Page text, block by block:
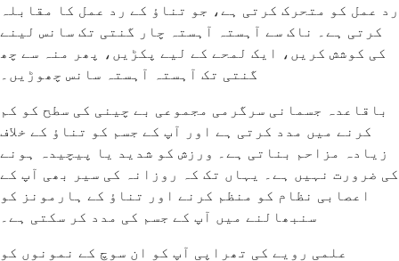
رد عمل کو متحرک کرتی ہے، جو تناؤ کے رد عمل کا مقابلہ
کرتی ہے۔ ناک سے آہستہ آہستہ چار گنتی تک سانس لینے
کی کوشش کریں، ایک لمحے کے لیے پکڑیں، پھر منہ سے چھ
گنتی تک آہستہ آہستہ سانس چھوڑیں۔
باقاعدہ جسمانی سرگرمی مجموعی بے چینی کی سطح کو کم
کرنے میں مدد کرتی ہے اور آپ کے جسم کو تناؤ کے خلاف
زیادہ مزاحم بناتی ہے۔ ورزش کو شدید یا پیچیدہ ہونے
کی ضرورت نہیں ہے۔ یہاں تک کہ روزانہ کی سیر بھی آپ کے
اعصابی نظام کو منظم کرنے اور تناؤ کے ہارمونز کو
سنبھالنے میں آپ کے جسم کی مدد کر سکتی ہے۔
علمی رویے کی تھراپی آپ کو ان سوچ کے نمونوں کو